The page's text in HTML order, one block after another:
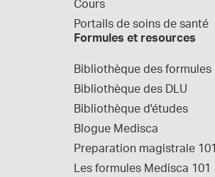
Cours
Portails de soins de santé
Formules et resources
Bibliothèque des formules
Bibliothèque des DLU
Bibliothèque d'études
Blogue Medisca
Preparation magistrale 101
Les formules Medisca 101